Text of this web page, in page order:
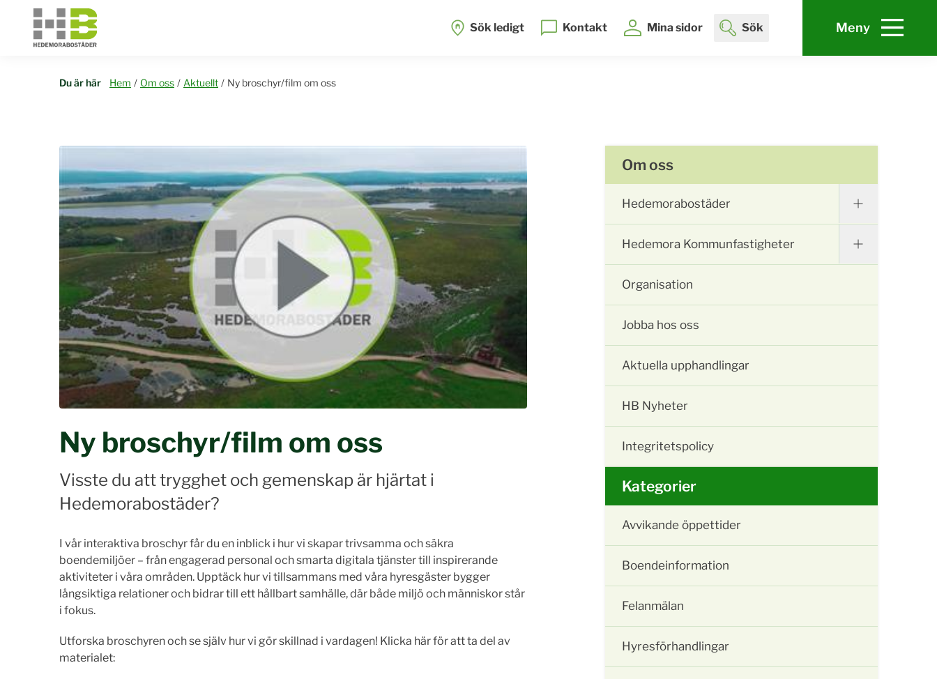
Sök ledigt Kontakt Mina sidor Sök Meny
Du är här Hem / Om oss / Aktuellt / Ny broschyr/film om oss
Ny broschyr/film om oss
Visste du att trygghet och gemenskap är hjärtat i
Hedemorabostäder?
I vår interaktiva broschyr får du en inblick i hur vi skapar trivsamma och säkra
boendemiljöer – från engagerad personal och smarta digitala tjänster till inspirerande
aktiviteter i våra områden. Upptäck hur vi tillsammans med våra hyresgäster bygger
långsiktiga relationer och bidrar till ett hållbart samhälle, där både miljö och människor står
i fokus.
Utforska broschyren och se själv hur vi gör skillnad i vardagen! Klicka här för att ta del av
materialet:
Om oss
Hedemorabostäder
Hedemora Kommunfastigheter
Organisation
Jobba hos oss
Aktuella upphandlingar
HB Nyheter
Integritetspolicy
Kategorier
Avvikande öppettider
Boendeinformation
Felanmälan
Hyresförhandlingar